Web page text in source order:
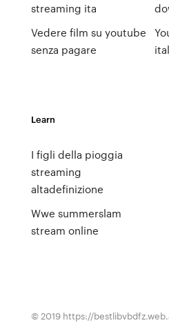
streaming ita
Vedere film su youtube
senza pagare
Learn
I figli della pioggia
streaming
altadefinizione
Wwe summerslam
stream online
© 2019 https://